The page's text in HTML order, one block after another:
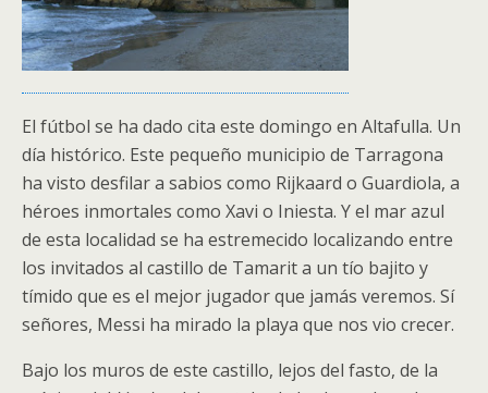
El fútbol se ha dado cita este domingo en Altafulla. Un
día histórico. Este pequeño municipio de Tarragona
ha visto desfilar a sabios como Rijkaard o Guardiola, a
héroes inmortales como Xavi o Iniesta. Y el mar azul
de esta localidad se ha estremecido localizando entre
los invitados al castillo de Tamarit a un tío bajito y
tímido que es el mejor jugador que jamás veremos. Sí
señores, Messi ha mirado la playa que nos vio crecer.
Bajo los muros de este castillo, lejos del fasto, de la